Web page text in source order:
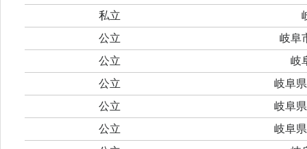
私立
公立
岐阜
公立
岐
公立
岐阜
公立
岐阜
公立
岐阜